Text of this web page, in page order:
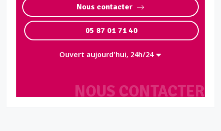
NOUS CONTACTER
Nous contacter
05 87 01 71 40
Ouvert aujourd'hui, 24h/24